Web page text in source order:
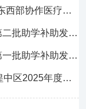
西宁市湟中区卫生健康局 关于2025年东西部协作医疗卫生服务能力提升项目实施方案的公示
西宁市湟中区2025年春季“雨露计划” 第二批助学补助发放成功名单公示
西宁市湟中区2025年春季“雨露计划” 第一批助学补助发放成功名单公示
西宁市湟中区应急管理局 关于西宁市湟中区2025年度防汛抗旱 行政责任人名单的公示